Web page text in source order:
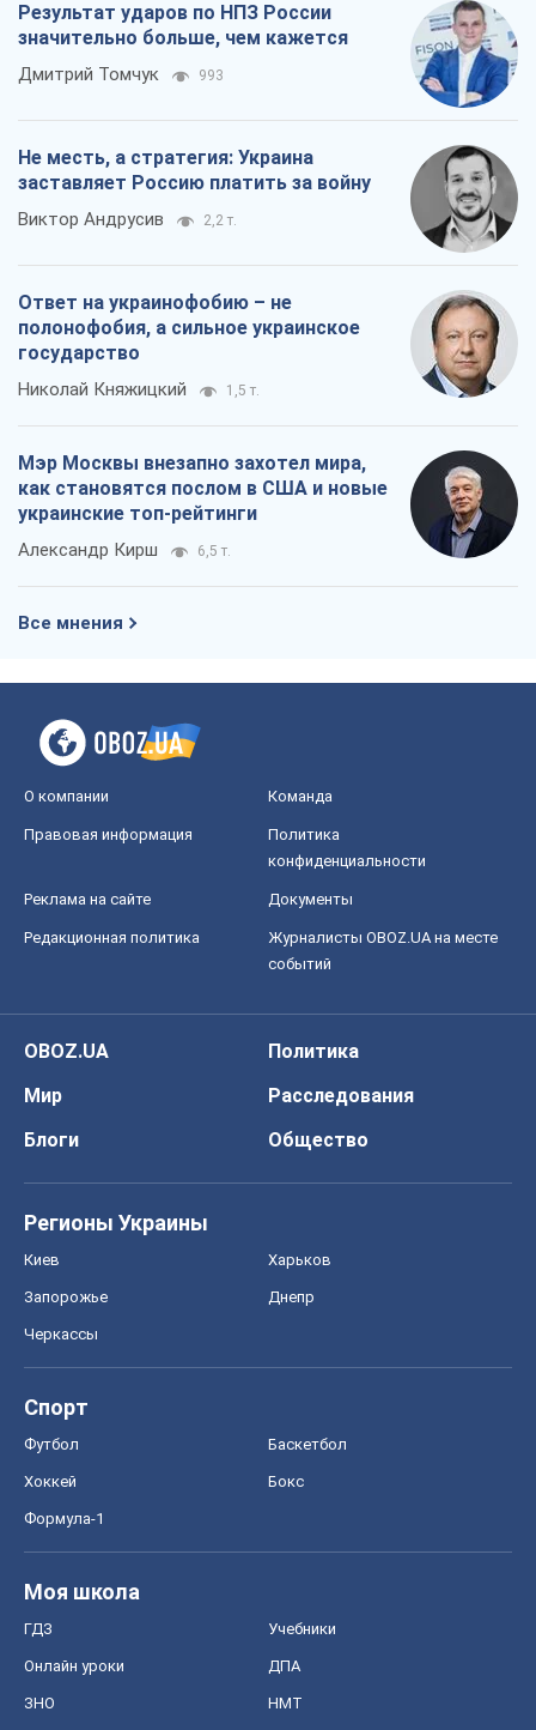
Результат ударов по НПЗ России
значительно больше, чем кажется
Дмитрий Томчук 993
Не месть, а стратегия: Украина
заставляет Россию платить за войну
Виктор Андрусив 2,2 т.
Ответ на украинофобию – не
полонофобия, а сильное украинское
государство
Николай Княжицкий 1,5 т.
Мэр Москвы внезапно захотел мира,
как становятся послом в США и новые
украинские топ-рейтинги
Александр Кирш 6,5 т.
Все мнения
О компании Команда
Правовая информация
Политика
конфиденциальности
Реклама на сайте Документы
Редакционная политика
Журналисты OBOZ.UA на месте
событий
OBOZ.UA
Политика
Мир
Расследования
Блоги
Общество
Регионы Украины
Киев Харьков
Запорожье Днепр
Черкассы
Спорт
Футбол Баскетбол
Хоккей Бокс
Формула-1
Моя школа
ГДЗ Учебники
Онлайн уроки ДПА
ЗНО НМТ